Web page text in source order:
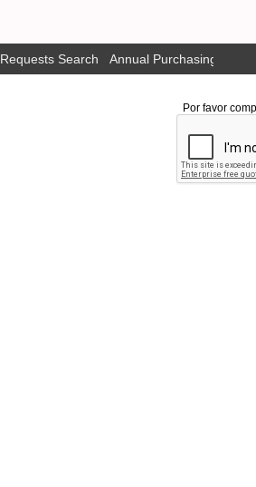
Requests Search Annual Purchasing Plan
Por favor